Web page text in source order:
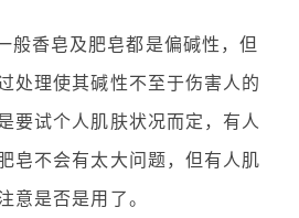
般香皂及肥皂都是偏碱性，但
处理使其碱性不至于伤害人的
要试个人肌肤状况而定，有人
皂不会有太大问题，但有人肌
意是否是用了。